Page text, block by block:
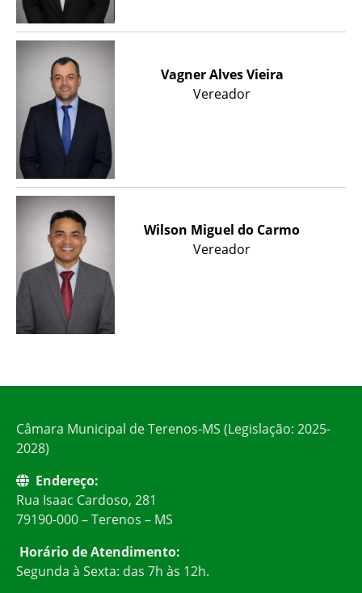
Vagner Alves Vieira
Vereador
Wilson Miguel do Carmo
Vereador
Câmara Municipal de Terenos-MS (Legislação: 2025-
2028)
Endereço:
Rua Isaac Cardoso, 281
79190-000 – Terenos – MS
Horário de Atendimento:
Segunda à Sexta: das 7h às 12h.